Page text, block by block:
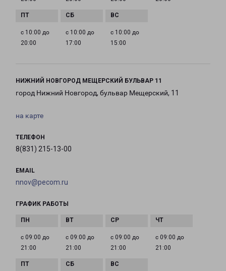
с 10:00 до
20:00
с 10:00 до
17:00
с 10:00 до
15:00
НИЖНИЙ НОВГОРОД МЕЩЕРСКИЙ БУЛЬВАР 11
город Нижний Новгород, бульвар Мещерский, 11
на карте
ТЕЛЕФОН
8(831) 215-13-00
EMAIL
nnov@pecom.ru
ГРАФИК РАБОТЫ
с 09:00 до
21:00
с 09:00 до
21:00
с 09:00 до
21:00
с 09:00 до
21:00